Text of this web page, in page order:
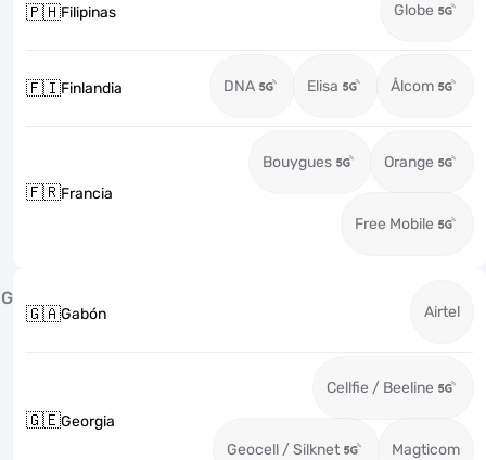
🇵🇭Filipinas Globe
🇫🇮Finlandia DNA Elisa Ålcom
🇫🇷Francia
Bouygues Orange
Free Mobile
G
🇬🇦Gabón Airtel
🇬🇪Georgia
Cellfie / Beeline
Geocell / Silknet Magticom